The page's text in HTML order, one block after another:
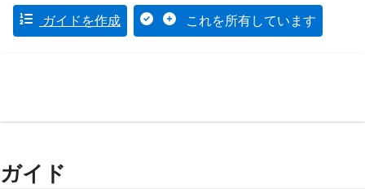
ガイドを作成 これを所有しています
ガイド